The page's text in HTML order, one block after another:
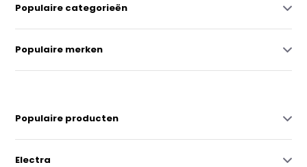
Populaire categorieën
Populaire merken
Populaire producten
Electra